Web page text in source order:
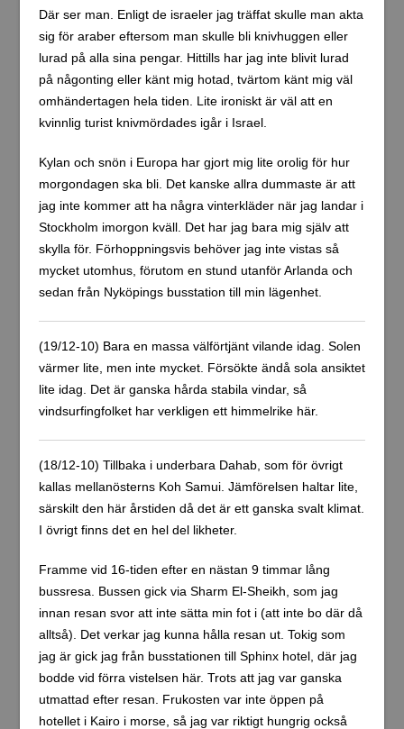
Där ser man. Enligt de israeler jag träffat skulle man akta
sig för araber eftersom man skulle bli knivhuggen eller
lurad på alla sina pengar. Hittills har jag inte blivit lurad
på någonting eller känt mig hotad, tvärtom känt mig väl
omhändertagen hela tiden. Lite ironiskt är väl att en
kvinnlig turist knivmördades igår i Israel.
Kylan och snön i Europa har gjort mig lite orolig för hur
morgondagen ska bli. Det kanske allra dummaste är att
jag inte kommer att ha några vinterkläder när jag landar i
Stockholm imorgon kväll. Det har jag bara mig själv att
skylla för. Förhoppningsvis behöver jag inte vistas så
mycket utomhus, förutom en stund utanför Arlanda och
sedan från Nyköpings busstation till min lägenhet.
(19/12-10) Bara en massa välförtjänt vilande idag. Solen
värmer lite, men inte mycket. Försökte ändå sola ansiktet
lite idag. Det är ganska hårda stabila vindar, så
vindsurfingfolket har verkligen ett himmelrike här.
(18/12-10) Tillbaka i underbara Dahab, som för övrigt
kallas mellanösterns Koh Samui. Jämförelsen haltar lite,
särskilt den här årstiden då det är ett ganska svalt klimat.
I övrigt finns det en hel del likheter.
Framme vid 16-tiden efter en nästan 9 timmar lång
bussresa. Bussen gick via Sharm El-Sheikh, som jag
innan resan svor att inte sätta min fot i (att inte bo där då
alltså). Det verkar jag kunna hålla resan ut. Tokig som
jag är gick jag från busstationen till Sphinx hotel, där jag
bodde vid förra vistelsen här. Trots att jag var ganska
utmattad efter resan. Frukosten var inte öppen på
hotellet i Kairo i morse, så jag var riktigt hungrig också